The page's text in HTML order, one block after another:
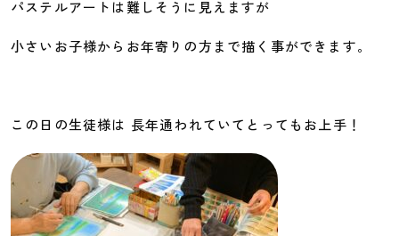
パステルアートは難しそうに見えますが
小さいお子様からお年寄りの方まで描く事ができます。
この日の生徒様は 長年通われていてとってもお上手！